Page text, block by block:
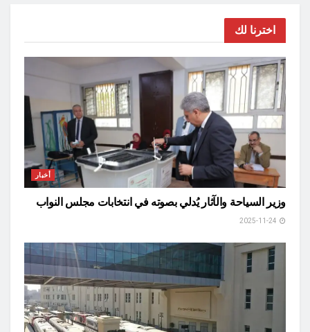
اخترنا لك
أخبار
وزير السياحة والآثار يُدلي بصوته في انتخابات مجلس النواب